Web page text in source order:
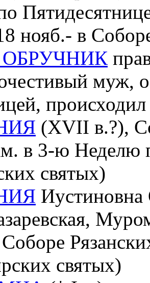
нояб.- в
муж,
(XVII в.?),
в 3-ю Неделю
святых)
Иустиновна
святых)